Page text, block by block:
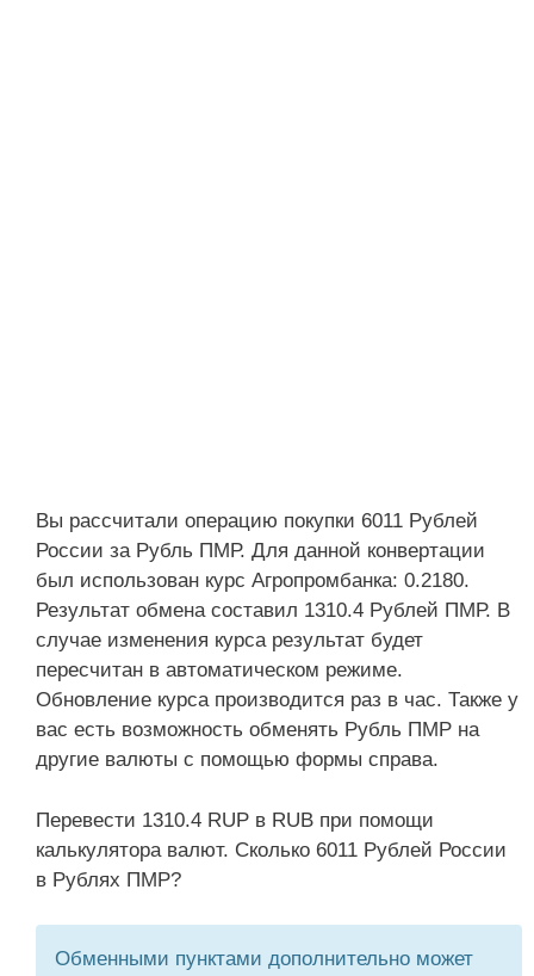
Вы рассчитали операцию покупки 6011 Рублей
России за Рубль ПМР. Для данной конвертации
был использован курс Агропромбанка: 0.2180.
Результат обмена составил 1310.4 Рублей ПМР. В
случае изменения курса результат будет
пересчитан в автоматическом режиме.
Обновление курса производится раз в час. Также у
вас есть возможность обменять Рубль ПМР на
другие валюты с помощью формы справа.
Перевести 1310.4 RUP в RUB при помощи
калькулятора валют. Сколько 6011 Рублей России
в Рублях ПМР?
Обменными пунктами дополнительно может